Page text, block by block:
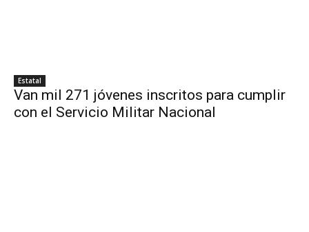
Estatal
Van mil 271 jóvenes inscritos para cumplir
con el Servicio Militar Nacional